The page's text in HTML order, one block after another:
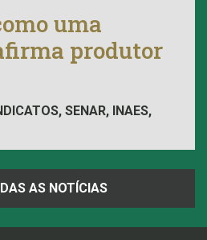
uma
produtor
SENAR, INAES,
AS NOTÍCIAS